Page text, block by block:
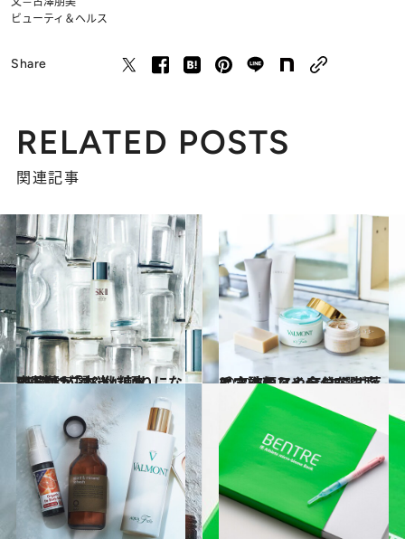
ビューティ＆ヘルス
Share
RELATED POSTS
関連記事
2017.3.7
齋藤薫が選ぶ化粧水BEST12「本当に頼りになる1本はこれ！」
ビューティ＆ヘルス 2019.7.1
毛穴詰まりや余分な皮脂にさよなら！ こすらず落とす洗顔アイテム5選
ビューティ＆ヘルス